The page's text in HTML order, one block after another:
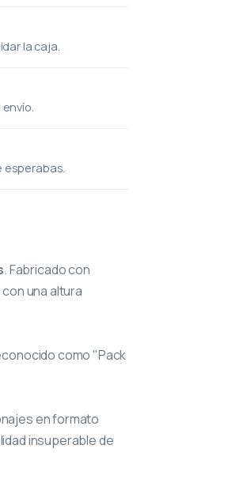
la caja.
esperabas.
. Fabricado con
una altura
como "Pack
en formato
insuperable de